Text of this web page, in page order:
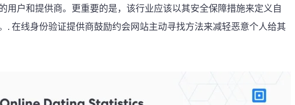
用户和提供商。更重要的是，该行业应该以其安全保障措施来定义自
. 在线身份验证提供商鼓励约会网站主动寻找方法来减轻恶意个人给其